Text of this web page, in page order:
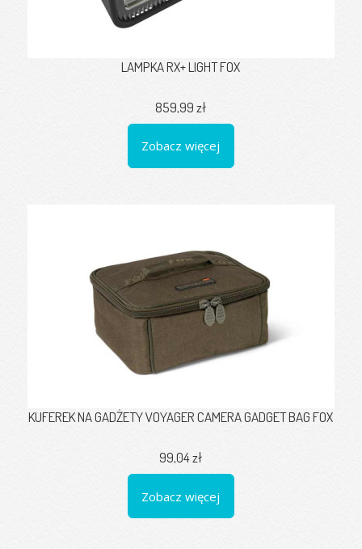
LAMPKA RX+ LIGHT FOX
859,99 zł
Zobacz więcej
KUFEREK NA GADŻETY VOYAGER CAMERA GADGET BAG FOX
99,04 zł
Zobacz więcej